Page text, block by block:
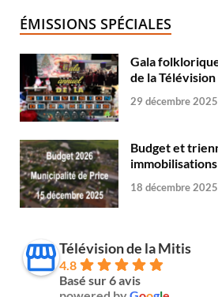
ÉMISSIONS SPÉCIALES
Gala
de la
29 décembre 2025
Budget et
18 décembre 2025
Télévision de la Mitis
4.8
Basé sur 6 avis